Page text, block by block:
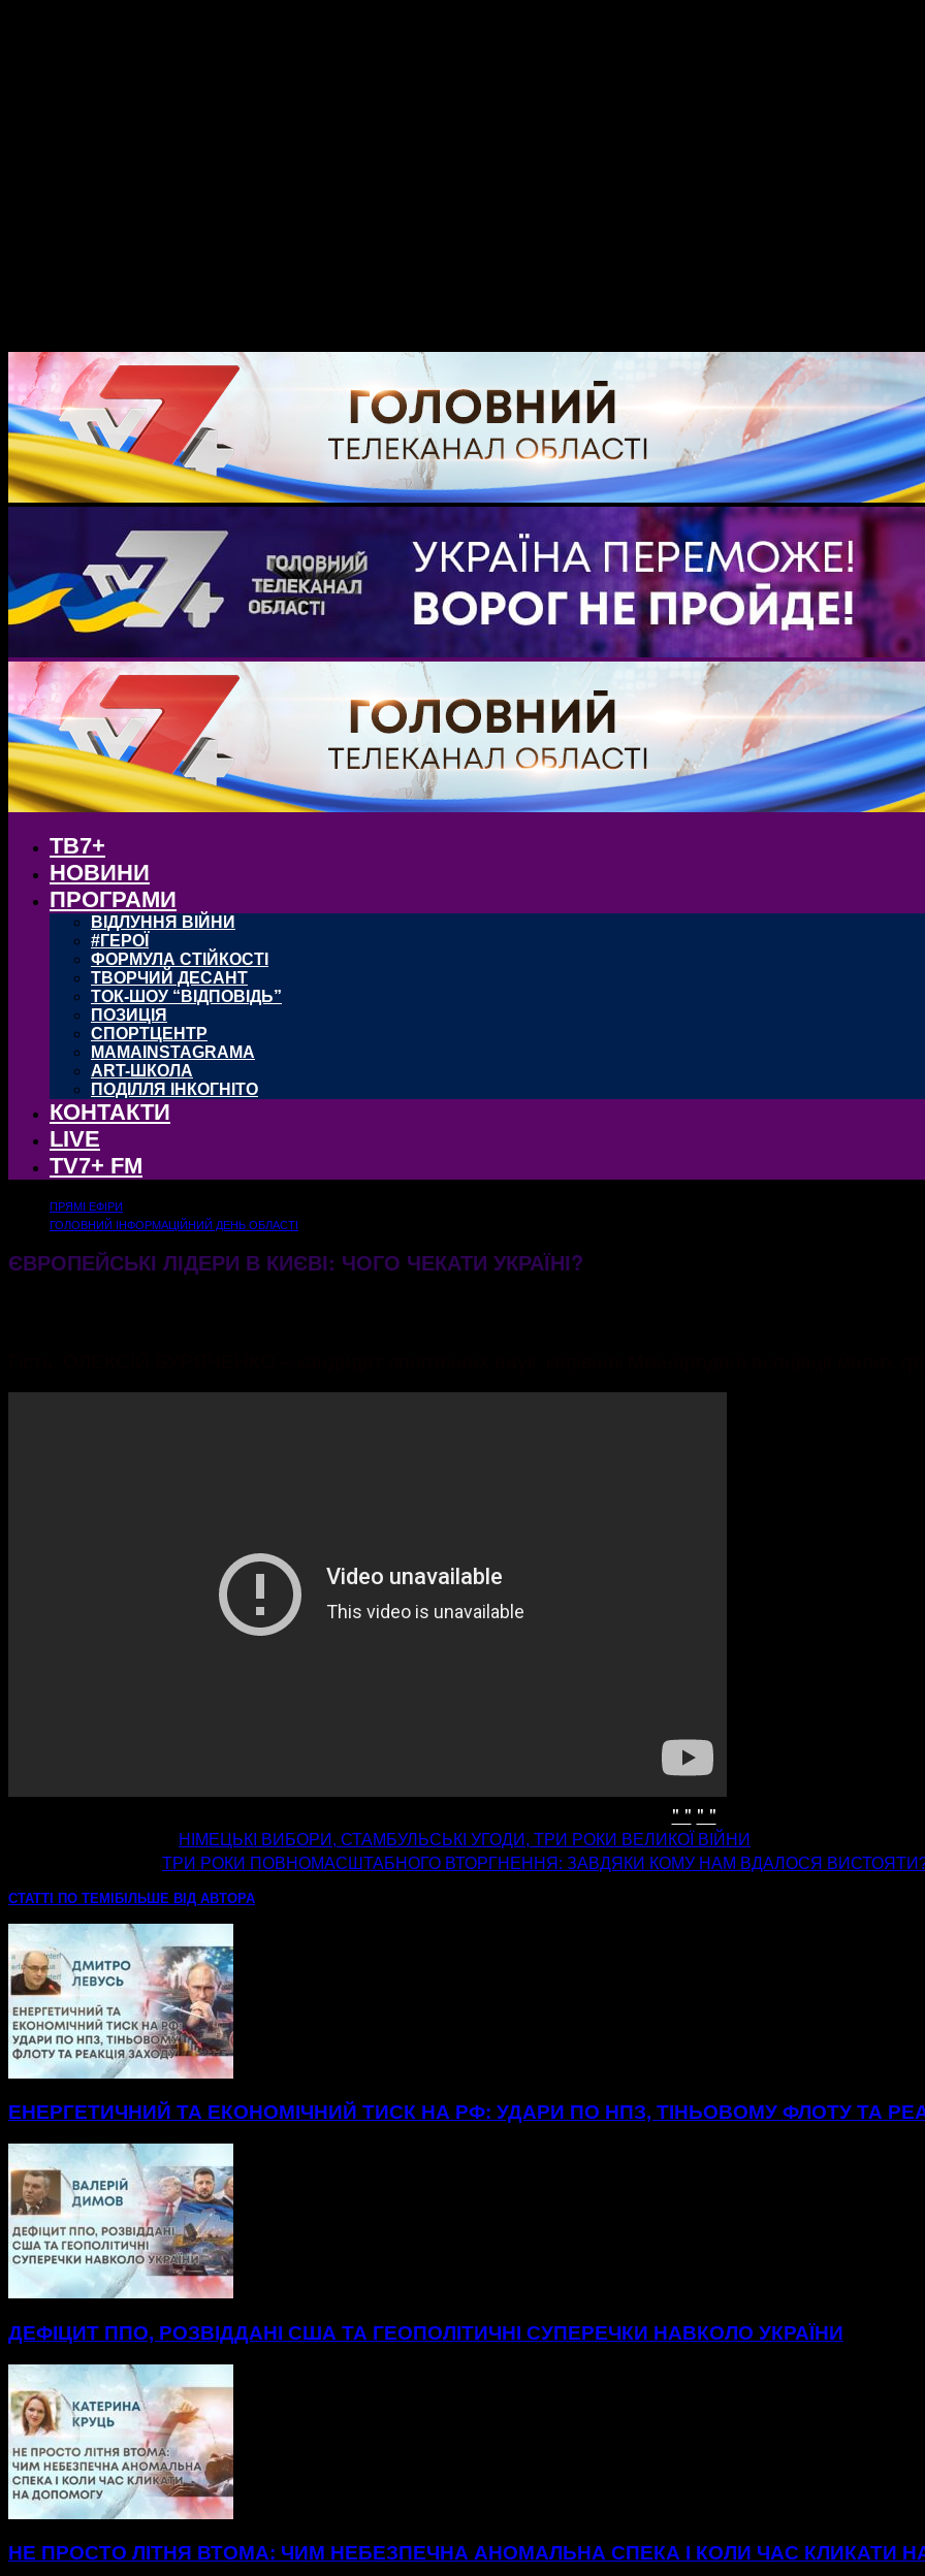
ТВ7+
НОВИНИ
ПРОГРАМИ
ВІДЛУННЯ ВІЙНИ
#ГЕРОЇ
ФОРМУЛА СТІЙКОСТІ
ТВОРЧИЙ ДЕСАНТ
ТОК-ШОУ “ВІДПОВІДЬ”
ПОЗИЦІЯ
СПОРТЦЕНТР
MAMAINSTAGRAMA
ART-ШКОЛА
ПОДІЛЛЯ ІНКОГНІТО
КОНТАКТИ
LIVE
TV7+ FM
ПРЯМІ ЕФІРИ
ГОЛОВНИЙ ІНФОРМАЦІЙНИЙ ДЕНЬ ОБЛАСТІ
ЄВРОПЕЙСЬКІ ЛІДЕРИ В КИЄВІ: ЧОГО ЧЕКАТИ УКРАЇНІ?
" " " "
НІМЕЦЬКІ ВИБОРИ, СТАМБУЛЬСЬКІ УГОДИ, ТРИ РОКИ ВЕЛИКОЇ ВІЙНИ
ТРИ РОКИ ПОВНОМАСШТАБНОГО ВТОРГНЕННЯ: ЗАВДЯКИ КОМУ НАМ ВДАЛОСЯ
СТАТТІ ПО ТЕМІ БІЛЬШЕ ВІД АВТОРА
ЕНЕРГЕТИЧНИЙ ТА ЕКОНОМІЧНИЙ ТИСК НА РФ: УДАРИ ПО НПЗ, ТІНЬОВОМУ ФЛОТУ ТА
ДЕФІЦИТ ППО, РОЗВІДДАНІ США ТА ГЕОПОЛІТИЧНІ СУПЕРЕЧКИ НАВКОЛО УКРАЇНИ
НЕ ПРОСТО ЛІТНЯ ВТОМА: ЧИМ НЕБЕЗПЕЧНА АНОМАЛЬНА СПЕКА І КОЛИ ЧАС КЛИКАТИ